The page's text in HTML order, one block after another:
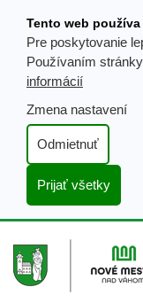
obsahu
Tento web
Pre poskytovanie
Používaním
informácií
Zmena nastavení
Odmietnuť
Prijať všetky